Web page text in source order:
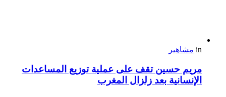
in مشاهير
مريم حسين تقف على عملية توزيع المساعدات
الإنسانية بعد زلزال المغرب